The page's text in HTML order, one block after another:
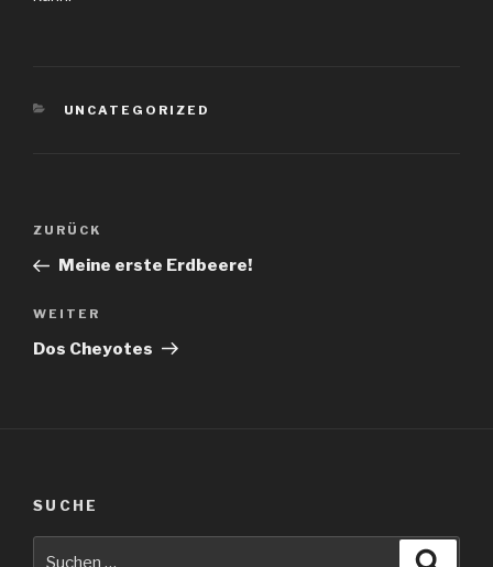
KATEGORIEN
UNCATEGORIZED
Beitragsnavigation
Vorheriger
Beitrag
ZURÜCK
Meine erste Erdbeere!
Nächster
Beitrag
WEITER
Dos Cheyotes
SUCHE